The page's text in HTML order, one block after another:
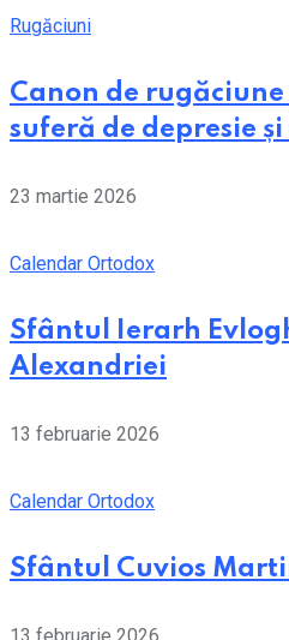
Rugăciuni
Canon de
suferă de depresie
23 martie 2026
Calendar Ortodox
Sfântul Ierarh
Alexandriei
13 februarie 2026
Calendar Ortodox
Sfântul Cuvios